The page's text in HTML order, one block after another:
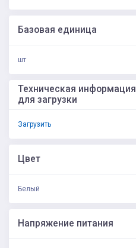
Базовая единица
шт
Техническая
для загрузки
Загрузить
Цвет
Белый
Напряжение питания